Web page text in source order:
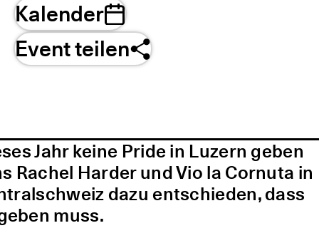
Kalender
Event teilen
Jahr keine Pride in Luzern geben
Rachel Harder und Vio la Cornuta in
dazu entschieden, dass
muss.